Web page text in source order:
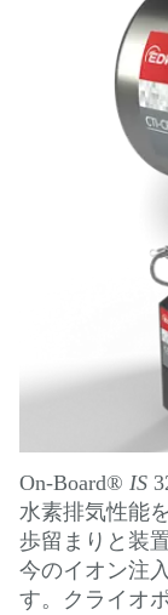
On-Board® IS
水素排気性能
歩留まりと装
今のイオン注
す。クライオ